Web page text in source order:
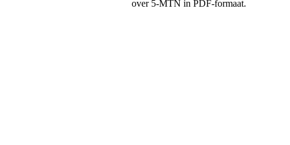
over 5-MTN in PDF-formaat.